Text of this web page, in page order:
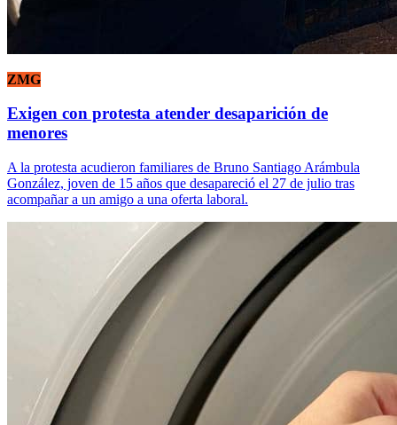
ZMG
Exigen con protesta atender desaparición de
menores
A la protesta acudieron familiares de Bruno Santiago Arámbula
González, joven de 15 años que desapareció el 27 de julio tras
acompañar a un amigo a una oferta laboral.